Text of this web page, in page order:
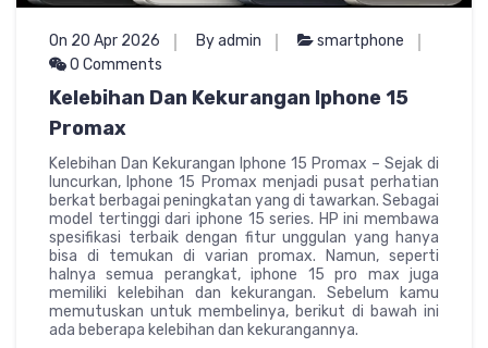
On 20 Apr 2026 By admin
smartphone
0 Comments
Kelebihan Dan Kekurangan Iphone 15
Promax
Kelebihan Dan Kekurangan Iphone 15 Promax – Sejak di
luncurkan, Iphone 15 Promax menjadi pusat perhatian
berkat berbagai peningkatan yang di tawarkan. Sebagai
model tertinggi dari iphone 15 series. HP ini membawa
spesifikasi terbaik dengan fitur unggulan yang hanya
bisa di temukan di varian promax. Namun, seperti
halnya semua perangkat, iphone 15 pro max juga
memiliki kelebihan dan kekurangan. Sebelum kamu
memutuskan untuk membelinya, berikut di bawah ini
ada beberapa kelebihan dan kekurangannya.